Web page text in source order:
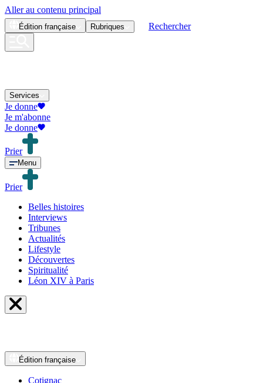
Aller au contenu principal
Édition française Rubriques Rechercher
Services
Je donne
Je m'abonne
Je donne
Prier
Menu
Prier
Belles histoires
Interviews
Tribunes
Actualités
Lifestyle
Découvertes
Spiritualité
Léon XIV à Paris
Édition française
Cotignac